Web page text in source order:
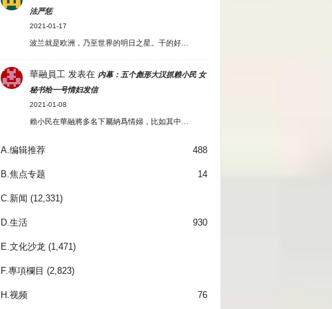
法严惩
2021-01-17
波兰就是欧洲，乃至世界的明日之星。干的好…
華融員工 发表在 内幕：五个彪形大汉抓赖小民 女
秘书给一号情妇发信
2021-01-08
賴小民在華融將多名下屬納爲情婦，比如其中…
A.编辑推荐 488
B.焦点专题 14
C.新闻 (12,331)
D.生活 930
E.文化沙龙 (1,471)
F.專項欄目 (2,823)
H.视频 76